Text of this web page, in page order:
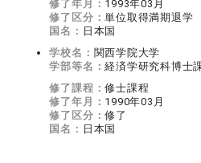
修了年月： 1993年03月
修了区分：単位取得満期退学
国名： 日本国
学校名： 関西学院大学
学部等名：経済学研究科博士
修了課程：修士課程
修了年月： 1990年03月
修了区分：修了
国名： 日本国